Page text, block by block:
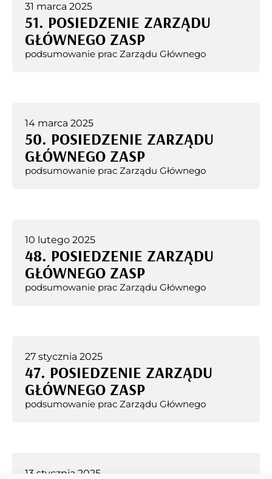
31 marca 2025
51. POSIEDZENIE ZARZĄDU
GŁÓWNEGO ZASP
podsumowanie prac Zarządu Głównego
14 marca 2025
50. POSIEDZENIE ZARZĄDU
GŁÓWNEGO ZASP
podsumowanie prac Zarządu Głównego
10 lutego 2025
48. POSIEDZENIE ZARZĄDU
GŁÓWNEGO ZASP
podsumowanie prac Zarządu Głównego
27 stycznia 2025
47. POSIEDZENIE ZARZĄDU
GŁÓWNEGO ZASP
podsumowanie prac Zarządu Głównego
13 stycznia 2025